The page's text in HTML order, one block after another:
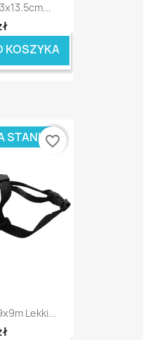
KOSZYKA
Lekki...
STANIEfavorite_border